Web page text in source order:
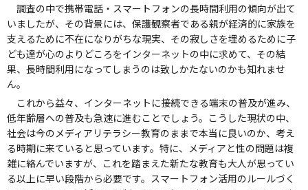
調査の中で携帯電話・スマートフォンの長時間利用の傾向が出て
いましたが、その背景には、保護観察者である親が経済的に家族を
支えるために不在になりがちな現実、その寂しさを埋めるために子
ども達が心のよりどころをインターネットの中に求めて、その結
果、長時間利用になってしまうのは致しかたないのかも知れませ
ん。
これから益々、インターネットに接続できる端末の普及が進み、
低年齢層への普及も急速に進むことでしょう。こうした現状の中、
社会は今のメディアリテラシー教育のままで本当に良いのか、考え
る時期に来ていると思っています。特に、メディアと性の問題は複
雑に絡んでいますが、これを踏まえた新たな教育も大人が思ってい
る以上に早い段階から必要です。スマートフォン活用のルールづく